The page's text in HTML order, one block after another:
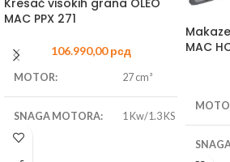
MAC PPX 271
106.990,00рсд
MOTOR: 27 cm³
SNAGA MOTORA: 1 Kw/1.3 KS
MAC